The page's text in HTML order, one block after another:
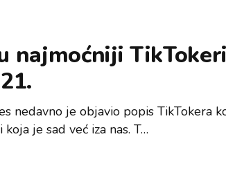
najmoćniji
nedavno je objavio popis TikTokera
je sad već iza nas. T…